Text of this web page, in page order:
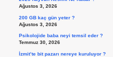
Ağustos 3, 2026
200 GB kaç gün yeter ?
Ağustos 3, 2026
Psikolojide baba neyi temsil eder ?
Temmuz 30, 2026
İzmit’te bit pazarı nereye kuruluyor ?